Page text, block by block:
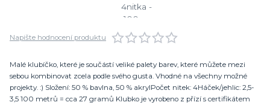
Napište hodnocení produktu
Malé klubíčko, které je součástí veliké palety barev, které můžete mezi
sebou kombinovat zcela podle svého gusta. Vhodné na všechny možné
projekty. :) Složení: 50 % bavlna, 50 % akrylPočet nitek: 4Háček/jehlic: 2,5-
3,5 100 metrů = cca 27 gramů Klubko je vyrobeno z přízí s certifikátem